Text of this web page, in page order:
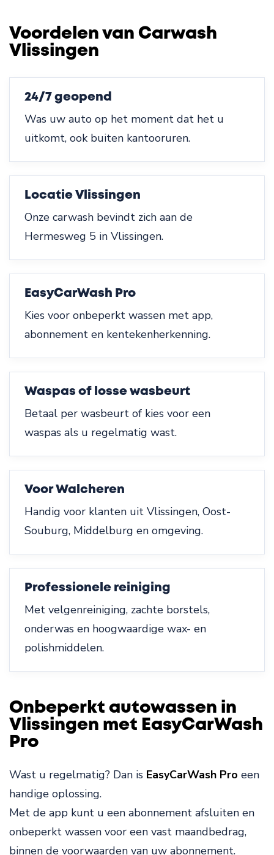
Voordelen van Carwash
Vlissingen
24/7 geopend
Was uw auto op het moment dat het u
uitkomt, ook buiten kantooruren.
Locatie Vlissingen
Onze carwash bevindt zich aan de
Hermesweg 5 in Vlissingen.
EasyCarWash Pro
Kies voor onbeperkt wassen met app,
abonnement en kentekenherkenning.
Waspas of losse wasbeurt
Betaal per wasbeurt of kies voor een
waspas als u regelmatig wast.
Voor Walcheren
Handig voor klanten uit Vlissingen, Oost-
Souburg, Middelburg en omgeving.
Professionele reiniging
Met velgenreiniging, zachte borstels,
onderwas en hoogwaardige wax- en
polishmiddelen.
Onbeperkt autowassen in
Vlissingen met EasyCarWash
Pro
Wast u regelmatig? Dan is EasyCarWash Pro een
handige oplossing.
Met de app kunt u een abonnement afsluiten en
onbeperkt wassen voor een vast maandbedrag,
binnen de voorwaarden van uw abonnement.